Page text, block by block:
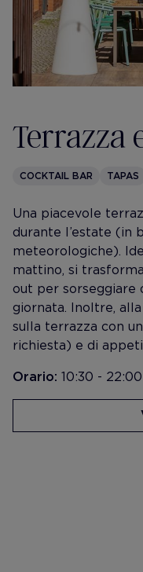
Terrazza
COCKTAIL BAR TAPAS
Una piacevole
durante l’estate (in
meteorologiche).
mattino, si
out per sorseggiare
giornata. Inoltre,
sulla terrazza con
richiesta) e di
Orario: 10:30 - 22:00